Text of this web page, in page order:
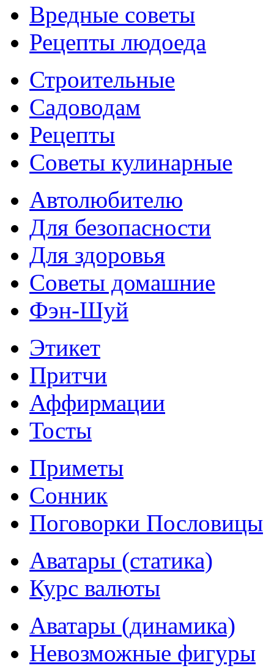
Вредные советы
Рецепты людоеда
Строительные
Садоводам
Рецепты
Советы кулинарные
Автолюбителю
Для безопасности
Для здоровья
Советы домашние
Фэн-Шуй
Этикет
Притчи
Аффирмации
Тосты
Приметы
Сонник
Поговорки Пословицы
Аватары (статика)
Курс валюты
Аватары (динамика)
Невозможные фигуры